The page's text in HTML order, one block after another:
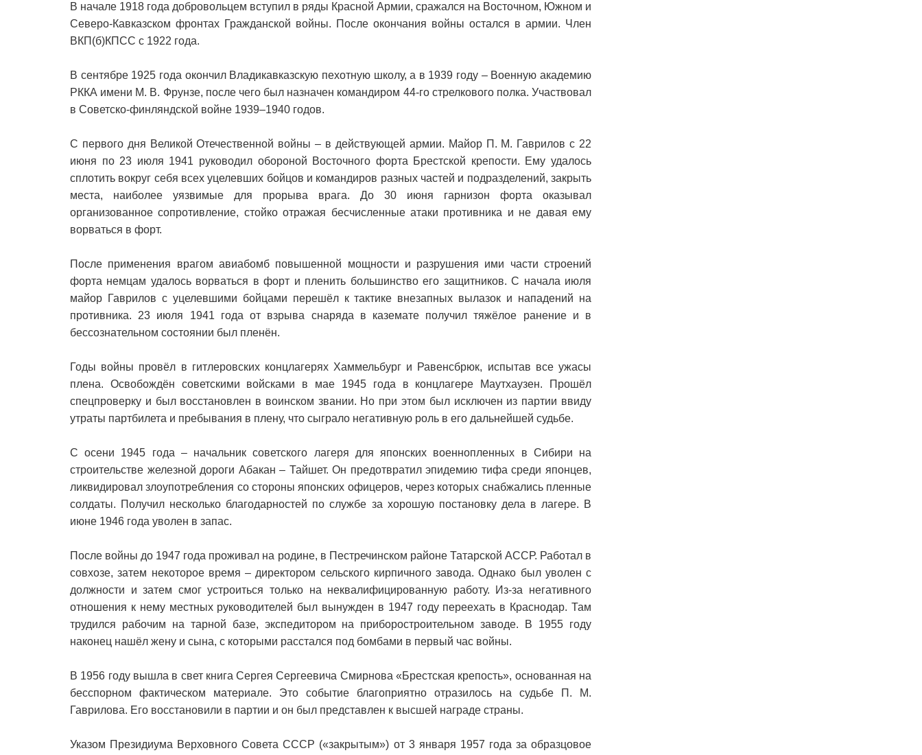
В начале 1918 года добровольцем вступил в ряды Красной Армии, сражался на Восточном, Южном и
Северо-Кавказском фронтах Гражданской войны. После окончания войны остался в армии. Член
ВКП(б)КПСС с 1922 года.
В сентябре 1925 года окончил Владикавказскую пехотную школу, а в 1939 году – Военную академию
РККА имени М. В. Фрунзе, после чего был назначен командиром 44-го стрелкового полка. Участвовал
в Советско-финляндской войне 1939–1940 годов.
С первого дня Великой Отечественной войны – в действующей армии. Майор П. М. Гаврилов с 22
июня по 23 июля 1941 руководил обороной Восточного форта Брестской крепости. Ему удалось
сплотить вокруг себя всех уцелевших бойцов и командиров разных частей и подразделений, закрыть
места, наиболее уязвимые для прорыва врага. До 30 июня гарнизон форта оказывал
организованное сопротивление, стойко отражая бесчисленные атаки противника и не давая ему
ворваться в форт.
После применения врагом авиабомб повышенной мощности и разрушения ими части строений
форта немцам удалось ворваться в форт и пленить большинство его защитников. С начала июля
майор Гаврилов с уцелевшими бойцами перешёл к тактике внезапных вылазок и нападений на
противника. 23 июля 1941 года от взрыва снаряда в каземате получил тяжёлое ранение и в
бессознательном состоянии был пленён.
Годы войны провёл в гитлеровских концлагерях Хаммельбург и Равенсбрюк, испытав все ужасы
плена. Освобождён советскими войсками в мае 1945 года в концлагере Маутхаузен. Прошёл
спецпроверку и был восстановлен в воинском звании. Но при этом был исключен из партии ввиду
утраты партбилета и пребывания в плену, что сыграло негативную роль в его дальнейшей судьбе.
С осени 1945 года – начальник советского лагеря для японских военнопленных в Сибири на
строительстве железной дороги Абакан – Тайшет. Он предотвратил эпидемию тифа среди японцев,
ликвидировал злоупотребления со стороны японских офицеров, через которых снабжались пленные
солдаты. Получил несколько благодарностей по службе за хорошую постановку дела в лагере. В
июне 1946 года уволен в запас.
После войны до 1947 года проживал на родине, в Пестречинском районе Татарской АССР. Работал в
совхозе, затем некоторое время – директором сельского кирпичного завода. Однако был уволен с
должности и затем смог устроиться только на неквалифицированную работу. Из-за негативного
отношения к нему местных руководителей был вынужден в 1947 году переехать в Краснодар. Там
трудился рабочим на тарной базе, экспедитором на приборостроительном заводе. В 1955 году
наконец нашёл жену и сына, с которыми расстался под бомбами в первый час войны.
В 1956 году вышла в свет книга Сергея Сергеевича Смирнова «Брестская крепость», основанная на
бесспорном фактическом материале. Это событие благоприятно отразилось на судьбе П. М.
Гаврилова. Его восстановили в партии и он был представлен к высшей награде страны.
Указом Президиума Верховного Совета СССР («закрытым») от 3 января 1957 года за образцовое